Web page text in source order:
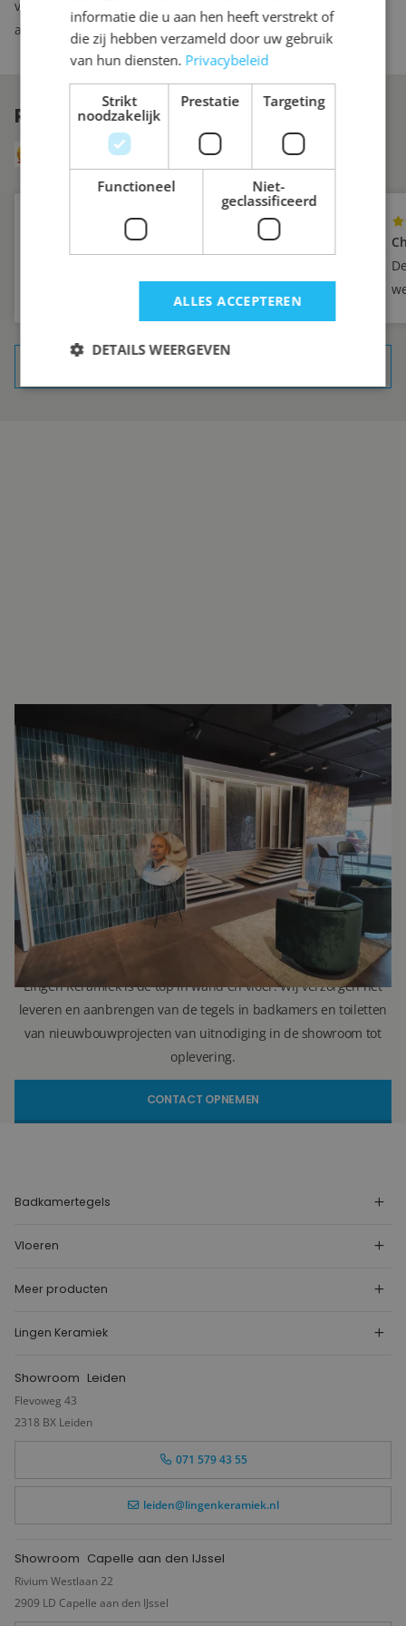
veranderen aan het kastinterieur, dan kunt u bij ons
aanvullende lades of planken bestellen.
REVIEWSVAN ONZE KLANTEN
INTERESSE? NEEM VOOR MEER INFORMATIE
CONTACT OP.
Ron Vellekoop
Directeur
071 579 43 55
(Leiden)
010 202 15 15
(Capelle aan den IJssel)
r.vellekoop@lingenkeramiek.nl
Lingen Keramiek is de top in wand en vloer. Wij verzorgen het
leveren en aanbrengen van de tegels in badkamers en toiletten
van nieuwbouwprojecten van uitnodiging in de showroom tot
oplevering.
CONTACT OPNEMEN
Badkamertegels
Vloeren
Meer producten
Lingen Keramiek
Showroom Leiden
Flevoweg 43
2318 BX Leiden
071 579 43 55
leiden@lingenkeramiek.nl
Showroom Capelle aan den IJssel
Rivium Westlaan 22
2909 LD Capelle aan den IJssel
informatie die u aan hen heeft verstrekt of
die zij hebben verzameld door uw gebruik
van hun diensten. Privacybeleid
Strikt
noodzakelijk
Prestatie Targeting
Functioneel
Niet-
geclassificeerd
ALLES ACCEPTEREN
DETAILS WEERGEVEN